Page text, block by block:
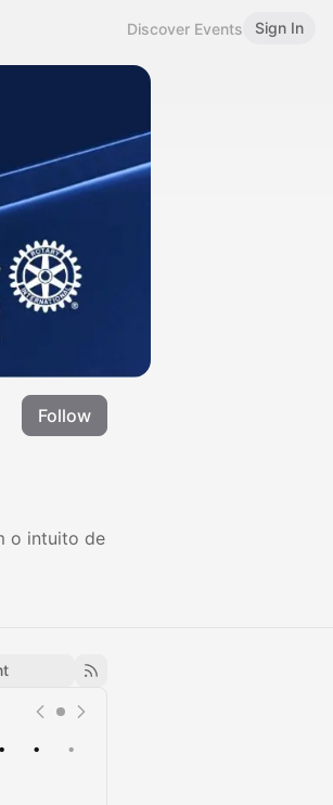
Discover Events Sign In
Follow
o intuito de
• • •